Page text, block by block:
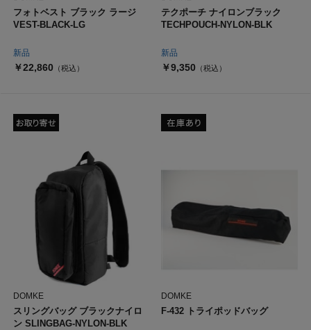
新品
フォトベスト ブラック ラージ
VEST-BLACK-LG
￥22,860 （税込）
新品
テクポーチ ナイロンブラック
TECHPOUCH-NYLON-BLK
￥9,350 （税込）
DOMKE
スリングバッグ ブラックナイロ
ン SLINGBAG-NYLON-BLK
DOMKE
F-432 トライポッドバッグ